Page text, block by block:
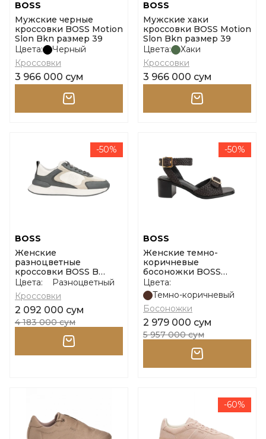
BOSS
Мужские черные
кроссовки BOSS Motion
Slon Bkn размер 39
Цвета:
Черный
Кроссовки
3 966 000 сум
BOSS
Мужские хаки
кроссовки BOSS Motion
Slon Bkn размер 39
Цвета:
Хаки
Кроссовки
3 966 000 сум
-50%
BOSS
Женские
разноцветные
кроссовки BOSS B
Icon_Runn_ltemb
размер 37
Цвета:
Разноцветный
Кроссовки
2 092 000 сум
4 183 000 сум
-50%
BOSS
Женские темно-
коричневые
босоножки BOSS
Charlize San50 размер
36
Цвета:
Темно-коричневый
Босоножки
2 979 000 сум
5 957 000 сум
-60%